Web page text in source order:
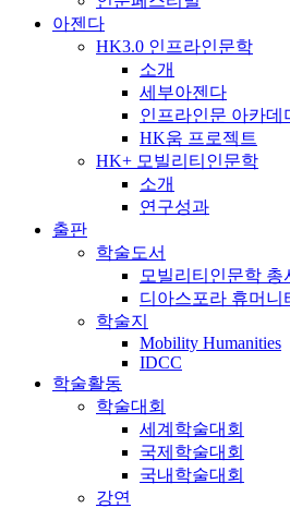
아젠다
HK3.0 인프라인문학
소개
세부아젠다
인프라인문 아카데
HK움 프로젝트
HK+ 모빌리티인문학
소개
연구성과
출판
학술도서
모빌리티인문학 총
디아스포라 휴머니
학술지
Mobility Humanities
IDCC
학술활동
학술대회
세계학술대회
국제학술대회
국내학술대회
강연